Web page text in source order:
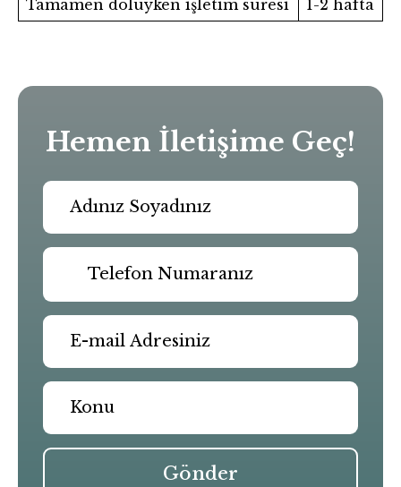
Tamamen doluyken işletim süresi
1-2 hafta
Hemen İletişime Geç!
Gönder